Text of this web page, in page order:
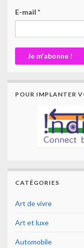
E-mail *
POUR IMPLANTER
CATÉGORIES
Art de vivre
Art et luxe
Automobile